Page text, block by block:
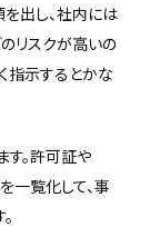
出し、社内には
リスクが高いの
指示するとかな
す。許可証や
一覧化して、事